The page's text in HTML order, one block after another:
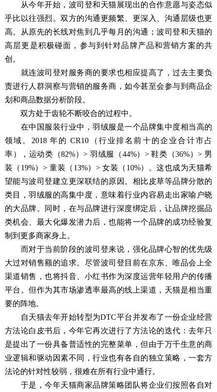
从今年开始，波司登和天猫展现出的合作意愿与姿态似
乎比以往强烈。双方的沟通更频繁、更深入、沟通层级也更
高。从原先的长线对焦到几乎每月的沟通；波司登和天猫的
高层更是积极碰面，参与到针对品牌产品和营销方案的共
创。
就连波司登对服务商的要求也相应提高了，过去主要负
责进行人群洞察与营销的服务商，如今甚至会参与到商品企
划和商品数据分析阶段。
双方处于齿轮不断咬合的过程中。
在中国服装行业中，羽绒服是一个品牌集中度相当高的
领域。2018 年的 CR10（行业排名前十的企业合计市占
率），运动类（82%）> 羽绒服（44%）> 鞋类（36%）> 男
装（19%）> 童装（13%）> 女装（10%）。这也成为天猫希
望能与波司登建立更深联结的原因。相比皮草等品牌分散的
类目，羽绒服的高集中度，意味着行业内容易走出家喻户晓
的大品牌。同时，在与品牌进行深度绑定后，让品牌挖掘品
类机会、最大化爆发潜力后，也能将一个品牌的成功经验复
制到更多商家身上。
而对于当前阶段的波司登来说，强化品牌心智的优先级
大过对销售额的追求。尽管波司登目前在京东、唯品会上全
渠道销售，也将抖音、小红书作为深度运营年轻用户的传播
平台。但作为其市场渗透率最高的线上渠道，天猫是相当重
要的阵地。
自天猫去年开始转型为DTC平台并发布了一份企业经营
方法论白皮书后，今年它再次进行了方法论的迭代：去年只
是提出了一份具备普适性的完整菜单，但由于万千生意的商
业逻辑和驱动因素不同，行业也有各自的独立策略，一套方
法论的针对性较弱，很难在所有行业中通行。
于是，今年天猫商家品牌策略团队将企业们按照各自对